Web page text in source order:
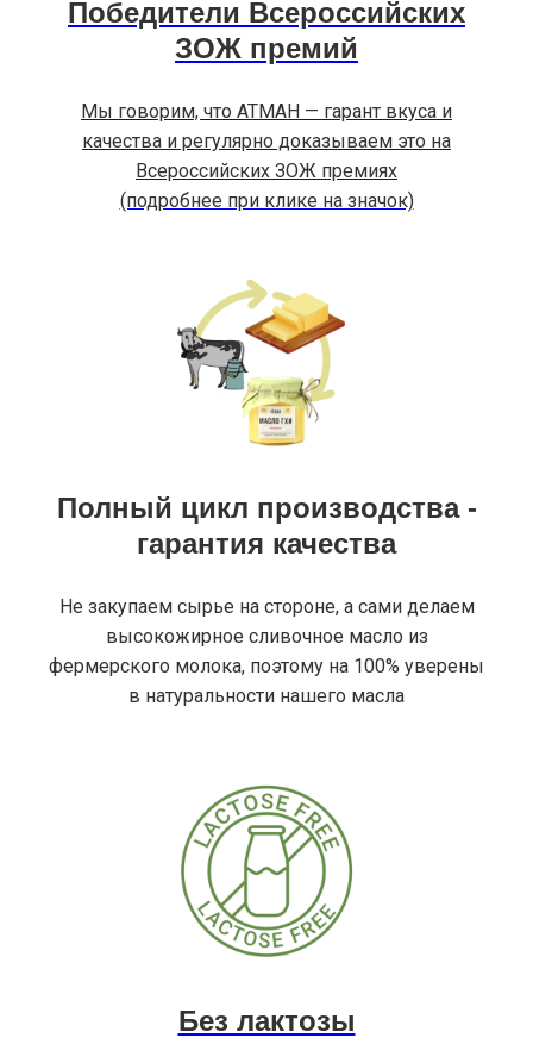
Победители Всероссийских
ЗОЖ премий
Мы говорим, что АТМАН — гарант вкуса и
качества и регулярно доказываем это на
Всероссийских ЗОЖ премиях
(подробнее при клике на значок)
Полный цикл производства -
гарантия качества
Не закупаем сырье на стороне, а сами делаем
высокожирное сливочное масло из
фермерского молока, поэтому на 100% уверены
в натуральности нашего масла
Без лактозы